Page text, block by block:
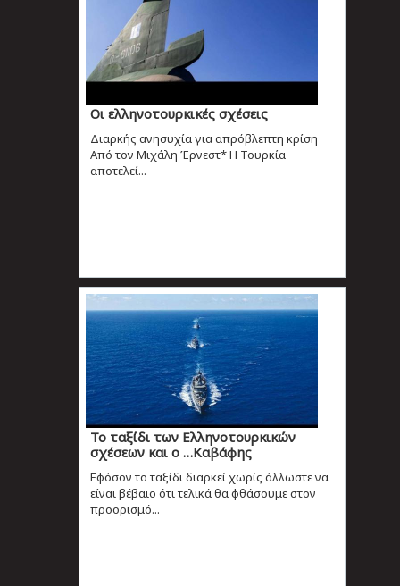
Οι ελληνοτουρκικές σχέσεις
Διαρκής ανησυχία για απρόβλεπτη κρίση
Από τον Μιχάλη Έρνεστ* Η Τουρκία
αποτελεί...
Το ταξίδι των Ελληνοτουρκικών
σχέσεων και ο …Καβάφης
Εφόσον το ταξίδι διαρκεί χωρίς άλλωστε να
είναι βέβαιο ότι τελικά θα φθάσουμε στον
προορισμό...